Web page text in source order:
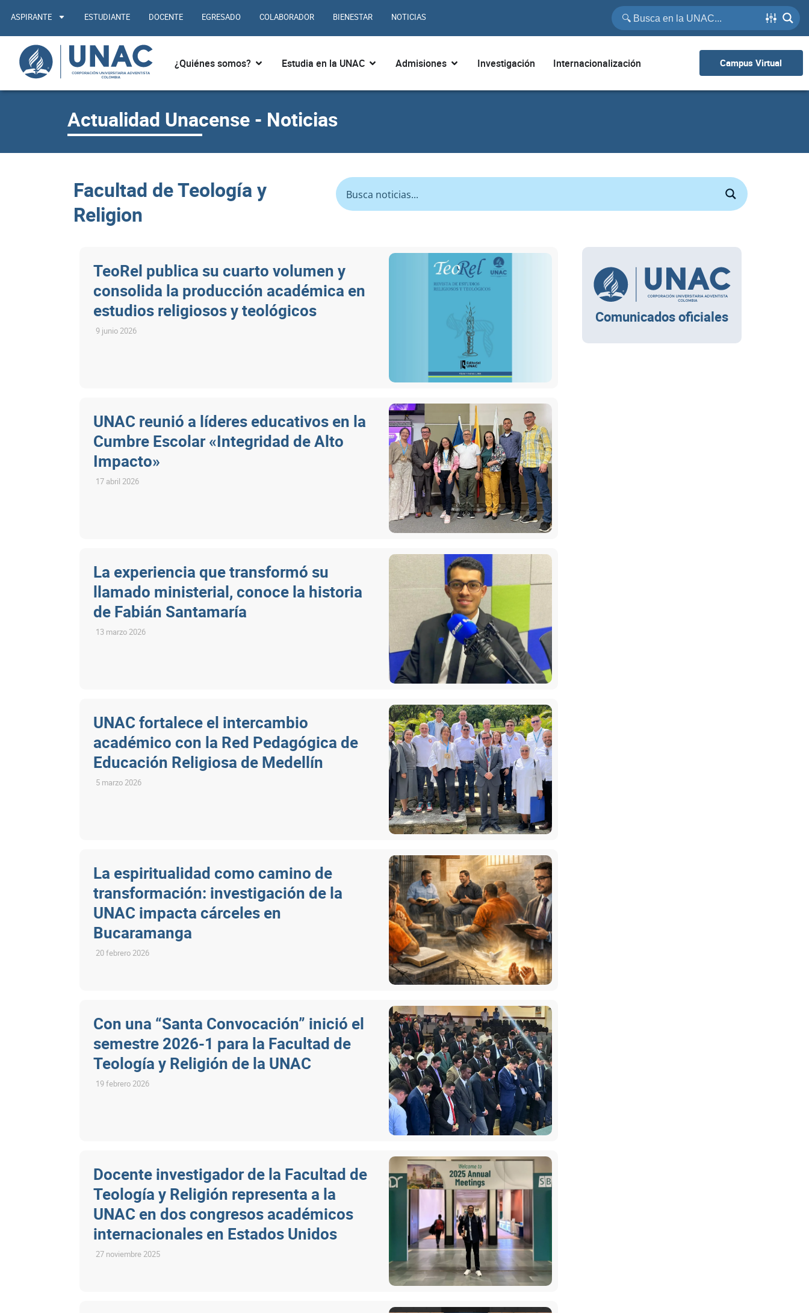
contenido
ASPIRANTE ESTUDIANTE DOCENTE EGRESADO COLABORADOR BIENESTAR NOTICIAS
¿Quiénes somos? Abrir ¿Quiénes somos?
Estudia en la UNAC Abrir Estudia en la UNAC
Admisiones Abrir Admisiones
Investigación Internacionalización Campus Virtual
Actualidad Unacense - Noticias
Facultad de Teología y
Religion
TeoRel publica su cuarto volumen y
consolida la producción académica en
estudios religiosos y teológicos
9 junio 2026
UNAC reunió a líderes educativos en la
Cumbre Escolar «Integridad de Alto
Impacto»
17 abril 2026
La experiencia que transformó su
llamado ministerial, conoce la historia
de Fabián Santamaría
13 marzo 2026
UNAC fortalece el intercambio
académico con la Red Pedagógica de
Educación Religiosa de Medellín
5 marzo 2026
La espiritualidad como camino de
transformación: investigación de la
UNAC impacta cárceles en
Bucaramanga
20 febrero 2026
Con una “Santa Convocación” inició el
semestre 2026-1 para la Facultad de
Teología y Religión de la UNAC
19 febrero 2026
Docente investigador de la Facultad de
Teología y Religión representa a la
UNAC en dos congresos académicos
internacionales en Estados Unidos
27 noviembre 2025
Comunicados oficiales